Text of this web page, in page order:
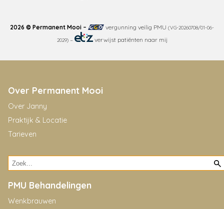
2026 © Permanent Mooi – vergunning veilig PMU(VG-20260708/01-06-
2029)– verwijst patiënten naar mij
Over Permanent Mooi
Over Janny
Praktijk & Locatie
Tarieven
PMU Behandelingen
Wenkbrauwen